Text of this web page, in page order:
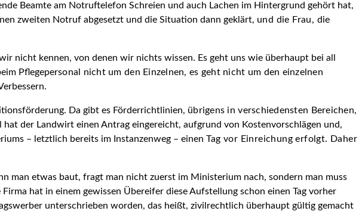
Beamte am Notruftelefon Schreien und auch Lachen im Hintergrund gehört hat,
zweiten Notruf abgesetzt und die Situation dann geklärt, und die Frau, die
nicht kennen, von denen wir nichts wissen. Es geht uns wie überhaupt bei all
Pflegeper­sonal nicht um den Einzelnen, es geht nicht um den einzelnen
Da gibt es Förderrichtlinien, übrigens in verschiedensten Bereichen,
hat der Landwirt einen Antrag eingereicht, aufgrund von Kostenvorschlägen und,
– letztlich bereits im Instanzenweg – einenTag vor Einreichung erfolgt. Daher
man etwas baut, fragt man nicht zuerst im Ministerium nach, sondern man muss
hat in einem gewissen Übereifer diese Aufstellung schon einen Tag vorher
unterschrieben worden, das heißt, zivilrechtlich überhaupt gültig gemacht